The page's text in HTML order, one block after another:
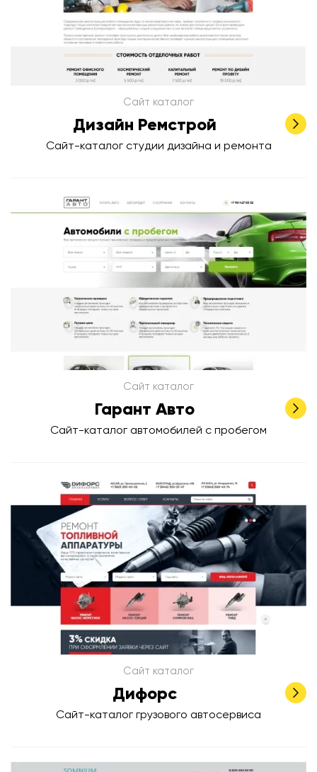
Сайт каталог
Дизайн Ремстрой
Сайт-каталог студии дизайна и ремонта
Сайт каталог
Гарант Авто
Сайт-каталог автомобилей с пробегом
Сайт каталог
Дифорс
Сайт-каталог грузового автосервиса